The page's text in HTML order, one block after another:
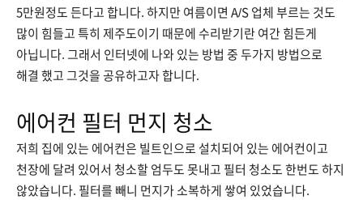
5만원정도 든다고 합니다. 하지만 여름이면 A/S 업체 부르는 것도
많이 힘들고 특히 제주도이기 때문에 수리받기란 여간 힘든게
아닙니다. 그래서 인터넷에 나와 있는 방법 중 두가지 방법으로
해결 했고 그것을 공유하고자 합니다.
에어컨 필터 먼지 청소
저희 집에 있는 에어컨은 빌트인으로 설치되어 있는 에어컨이고
천장에 달려 있어서 청소할 엄두도 못내고 필터 청소도 한번도 하지
않았습니다. 필터를 빼니 먼지가 소복하게 쌓여 있었습니다.